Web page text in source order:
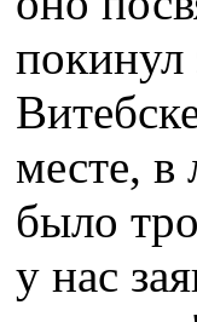
месте,
было
у нас